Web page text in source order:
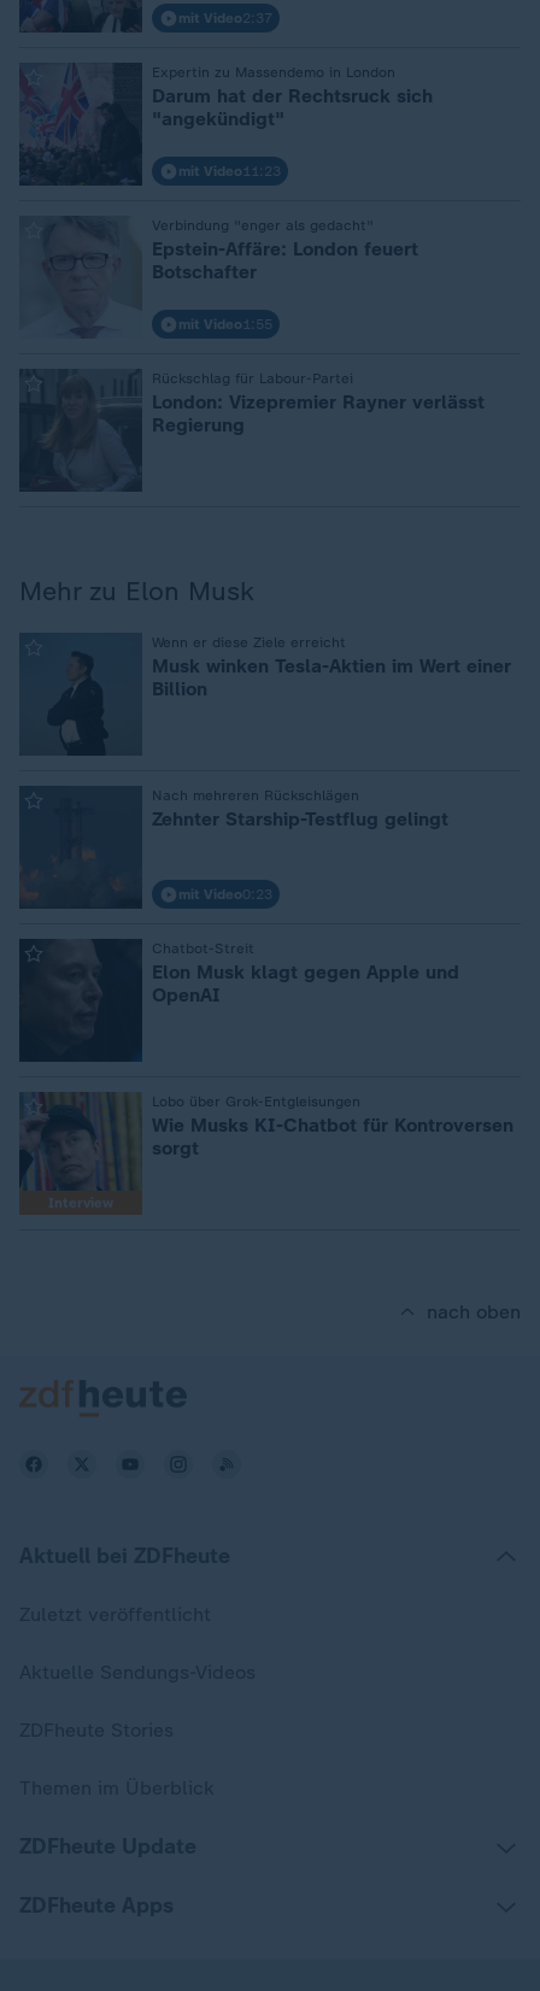
mit Video2:37
Expertin zu Massendemo in London
Darum hat der Rechtsruck sich
"angekündigt"
mit Video 11:23
Verbindung "enger als gedacht"
Epstein-Affäre: London feuert
Botschafter
mit Video 1:55
Rückschlag für Labour-Partei
London: Vizepremier Rayner verlässt
Regierung
Mehr zu Elon Musk
Wenn er diese Ziele erreicht
Musk winken Tesla-Aktien im Wert einer
Billion
Nach mehreren Rückschlägen
Zehnter Starship-Testflug gelingt
mit Video0:23
Chatbot-Streit
Elon Musk klagt gegen Apple und
OpenAI
Interview
Lobo über Grok-Entgleisungen
Wie Musks KI-Chatbot für Kontroversen
sorgt
nach oben